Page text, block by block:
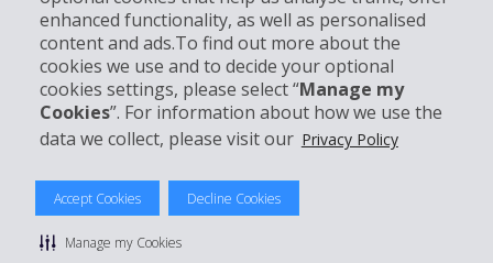
enhanced functionality, as well as personalised
content and ads.To find out more about the
cookies we use and to decide your optional
cookies settings, please select “Manage my
Cookies”. For information about how we use the
data we collect, please visit our Privacy Policy
Accept Cookies Decline Cookies
Manage my Cookies
Support client
Réserver avec Hertz
© 2026 The Hertz System, Inc.
Politique de confidentialité | Conditions d'utilisation du site
Conditions de location
Gérer mes cookies